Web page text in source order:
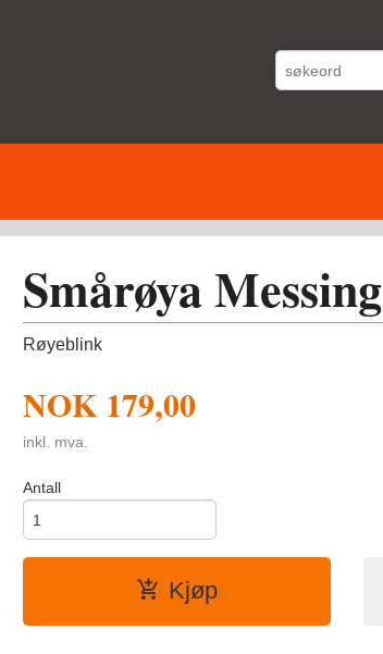
Next
Smårøya Messing
Røyeblink
NOK 179,00
inkl. mva.
Antall
Kjøp